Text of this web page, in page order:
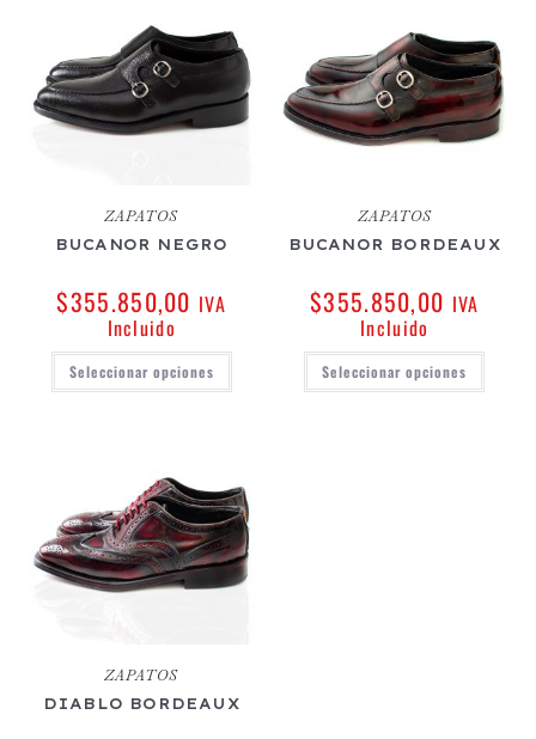
ZAPATOS
BUCANOR NEGRO
$355.850,00 IVA
Incluido
Seleccionar opciones
ZAPATOS
BUCANOR BORDEAUX
$355.850,00 IVA
Incluido
Seleccionar opciones
ZAPATOS
DIABLO BORDEAUX